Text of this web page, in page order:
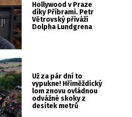
Hollywood v Praze
díky Příbrami. Petr
Větrovský přiváží
Dolpha Lundgrena
Už za pár dní to
vypukne! Hřiměždický
lom znovu ovládnou
odvážné skoky z
desítek metrů